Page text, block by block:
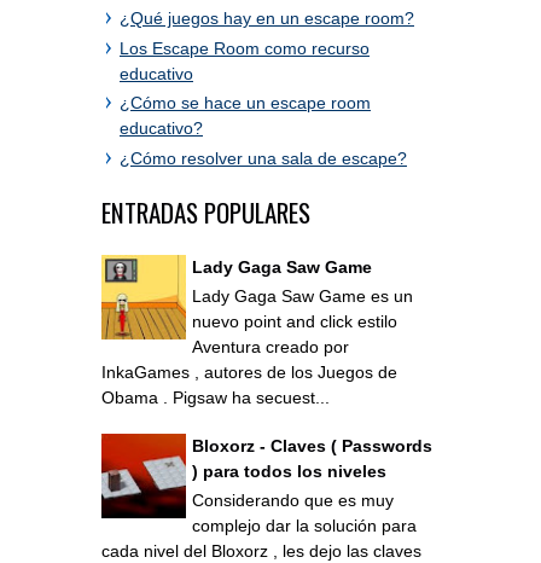
¿Qué juegos hay en un escape room?
Los Escape Room como recurso
educativo
¿Cómo se hace un escape room
educativo?
¿Cómo resolver una sala de escape?
ENTRADAS POPULARES
Lady Gaga Saw Game
Lady Gaga Saw Game es un
nuevo point and click estilo
Aventura creado por
InkaGames , autores de los Juegos de
Obama . Pigsaw ha secuest...
Bloxorz - Claves ( Passwords
) para todos los niveles
Considerando que es muy
complejo dar la solución para
cada nivel del Bloxorz , les dejo las claves